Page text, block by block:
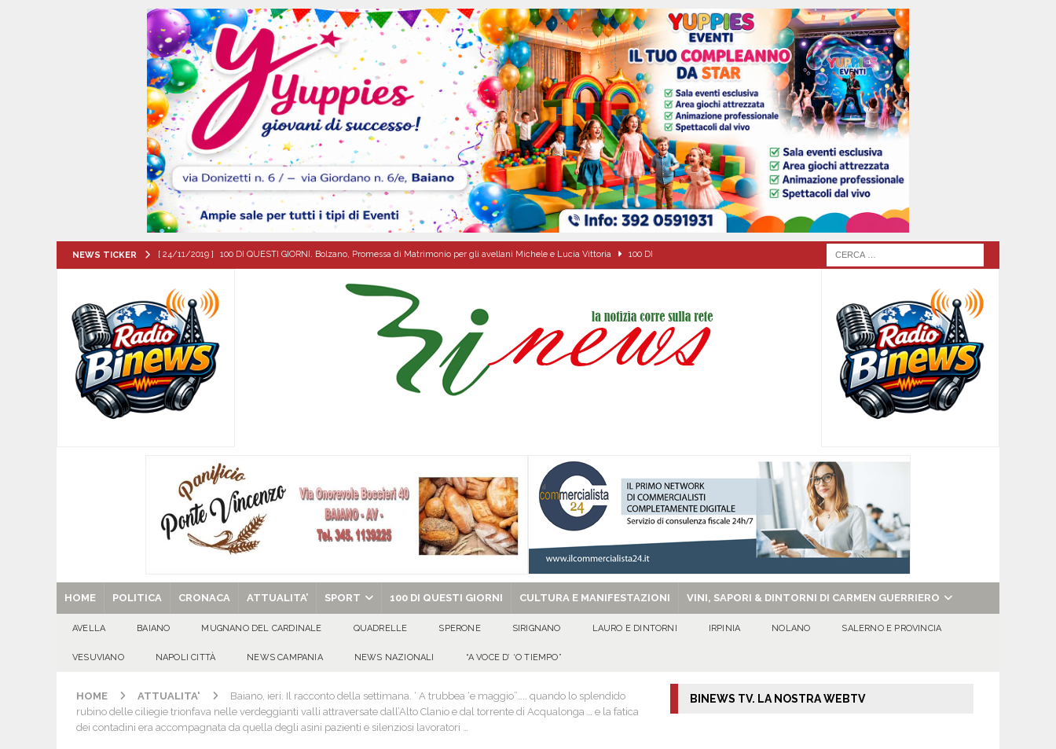
NEWS TICKER [ 24/11/2019 ] 100 DI QUESTI GIORNI. Bolzano, Promessa di Matrimonio per gli avellani Michele e Lucia Vittoria 100 DI
[ 07/08/2026 ] Baiano in festa per i 40 anni di Carla Miceli: gli auguri speciali della famiglia Colucci
[ 07/08/2026 ] Santa Filomena: una storia di fede che vive da oltre due secoli ATTUALITA'
[ 06/08/2026 ] Il comune di Meta di Sorrento stipula protolocco d’intesa con la guardia Agroforestale Italiana SALERNO
CITTA'
[ 06/08/2026 ]
[ 29/08/2025 ] SANT’Oggi. Venerdì 29 agosto la chiesa celebra il Martirio di san Giovanni Battista e santa Sabina
HOME POLITICA CRONACA ATTUALITA’ SPORT 100 DI QUESTI GIORNI CULTURA E MANIFESTAZIONI VINI, SAPORI & DINTORNI DI CARMEN GUERRIERO
AVELLA BAIANO MUGNANO DEL CARDINALE QUADRELLE SPERONE SIRIGNANO LAURO E DINTORNI IRPINIA NOLANO SALERNO E PROVINCIA
VESUVIANO NAPOLI CITTÀ NEWS CAMPANIA NEWS NAZIONALI “A VOCE D’ ‘O TIEMPO”
HOME ATTUALITA'
Baiano, ieri. Il racconto della settimana. ‘ A trubbea ‘e maggio”….. quando lo splendido
rubino delle ciliegie trionfava nelle verdeggianti valli attraversate dall’Alto Clanio e dal torrente di Acqualonga … e la fatica
dei contadini era accompagnata da quella degli asini pazienti e silenziosi lavoratori …
BINEWS TV. LA NOSTRA WEBTV